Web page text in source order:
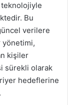
Bu
verilere
yönetimi,
kişiler
sürekli olarak
hedeflerine